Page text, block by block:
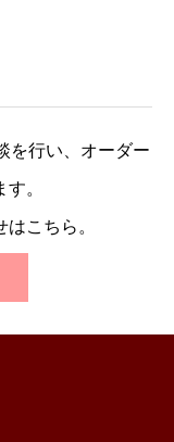
を行い、オーダー
。
こちら。